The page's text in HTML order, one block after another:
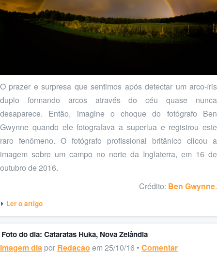
O prazer e surpresa que sentimos após detectar um arco-íris
duplo formando arcos através do céu quase nunca
desaparece. Então, imagine o choque do fotógrafo Ben
Gwynne quando ele fotografava a superlua e registrou este
raro fenômeno. O fotógrafo profissional britânico clicou a
imagem sobre um campo no norte da Inglaterra, em 16 de
outubro de 2016.
Crédito: Ben Gwynne.
Ler o artigo
Foto do dia: Cataratas Huka, Nova Zelândia
Imagem dia por Redacao em 25/10/16 • Comentar